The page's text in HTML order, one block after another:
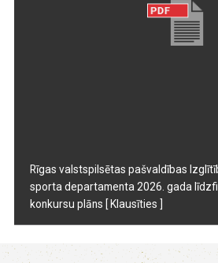
Rīgas valstspilsētas pašvaldības
sporta departamenta 2026. gada
konkursu plāns [ Klausīties ]